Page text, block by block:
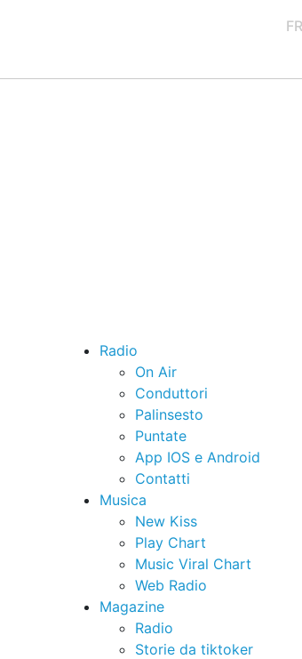
Radio
On Air
Conduttori
Palinsesto
Puntate
App IOS e Android
Contatti
Musica
New Kiss
Play Chart
Music Viral Chart
Web Radio
Magazine
Radio
Storie da tiktoker